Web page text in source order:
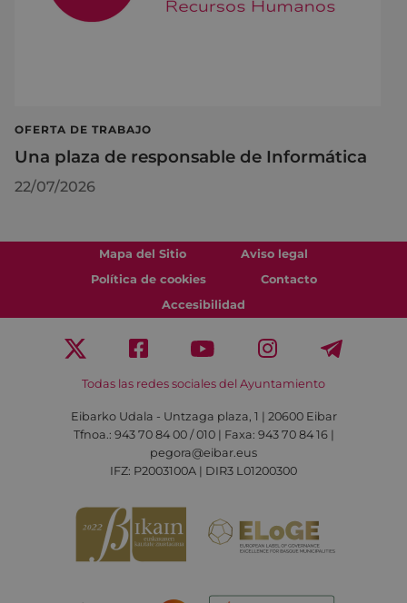
OFERTA DE TRABAJO
Una plaza de responsable de Informática
22/07/2026
Mapa del Sitio
Aviso legal
Política de cookies
Contacto
Accesibilidad
Todas las redes sociales del Ayuntamiento
Eibarko Udala - Untzaga plaza, 1 | 20600 Eibar
Tfnoa.: 943 70 84 00 / 010 | Faxa: 943 70 84 16 |
pegora@eibar.eus
IFZ: P2003100A | DIR3 L01200300